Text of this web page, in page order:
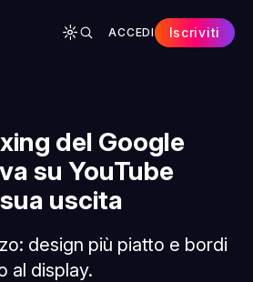
ACCEDI Iscriviti
del Google
su YouTube
uscita
design più piatto e bordi
al display.